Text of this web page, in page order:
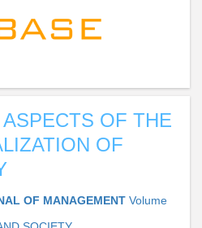
OF THE
OF
OF MANAGEMENT Volume